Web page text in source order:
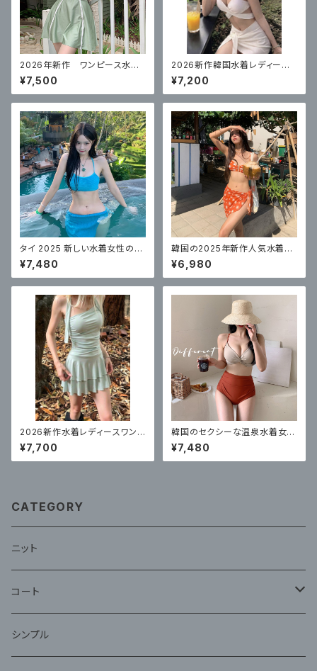
2026年新作 ワンピース水
着 体型カバー
¥7,500
2026新作韓国水着レディース
セクシービキニ白スリーピース
温泉リゾート
¥7,200
タイ 2025 新しい水着女性のソ
リッドカラーのチューブトップセ
クシーなビキニ 3 点セット
¥7,480
韓国の2025年新作人気水着レ
ディーススプリットセクシーなビ
キニ3点セット
¥6,980
2026新作水着レディースワンピ
ーススカートスタイル高級で美し
いリゾート水着ミントブルー 体
型カバー
¥7,700
韓国のセクシーな温泉水着女性
のための 新しいスプリットハイ
ウエストビキニ
¥7,480
CATEGORY
ニット
コート
ファー
シンプル